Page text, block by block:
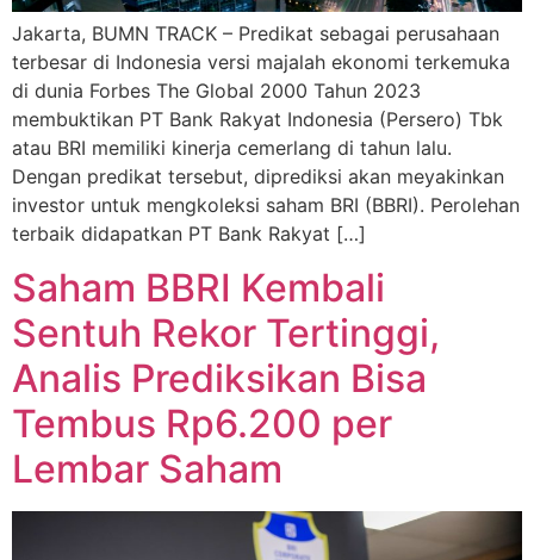
Jakarta, BUMN TRACK – Predikat sebagai perusahaan
terbesar di Indonesia versi majalah ekonomi terkemuka
di dunia Forbes The Global 2000 Tahun 2023
membuktikan PT Bank Rakyat Indonesia (Persero) Tbk
atau BRI memiliki kinerja cemerlang di tahun lalu.
Dengan predikat tersebut, diprediksi akan meyakinkan
investor untuk mengkoleksi saham BRI (BBRI). Perolehan
terbaik didapatkan PT Bank Rakyat […]
Saham BBRI Kembali
Sentuh Rekor Tertinggi,
Analis Prediksikan Bisa
Tembus Rp6.200 per
Lembar Saham